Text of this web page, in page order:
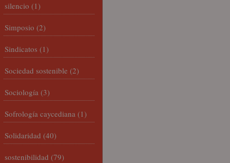
silencio (1)
Simposio (2)
Sindicatos (1)
Sociedad sostenible (2)
Sociología (3)
Sofrología caycediana (1)
Solidaridad (40)
sostenibilidad (79)